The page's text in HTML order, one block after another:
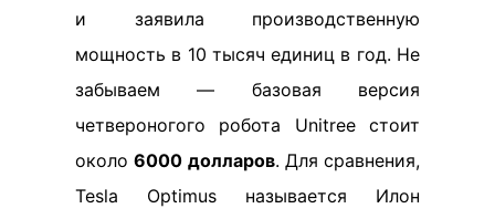
и заявила производственную
мощность в 10 тысяч единиц в год. Не
забываем — базовая версия
четвероногого робота Unitree стоит
около6000 долларов. Для сравнения,
Tesla Optimus называется Илон